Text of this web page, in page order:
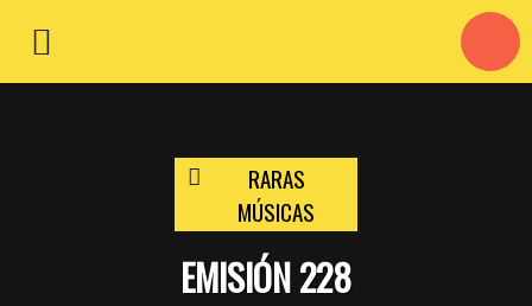
RARAS
MÚSICAS
EMISIÓN 228